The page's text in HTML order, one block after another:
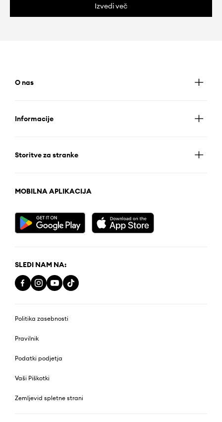
Izvedi več
O nas
Informacije
Storitve za stranke
MOBILNA APLIKACIJA
SLEDI NAM NA:
Politika zasebnosti
Pravilnik
Podatki podjetja
Vaši Piškotki
Zemljevid spletne strani